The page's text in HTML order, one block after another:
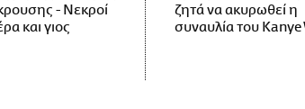
- Νεκροί
και γιος
ζητά να ακυρωθεί η
συναυλία του Kanye